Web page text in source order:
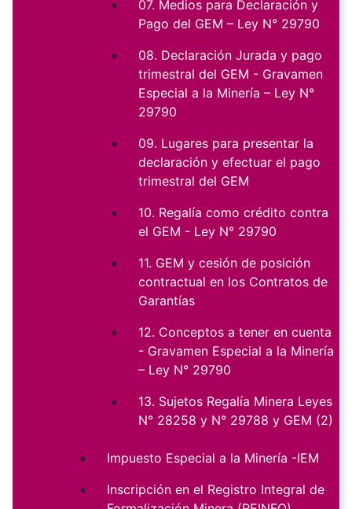
07. Medios para Declaración y
Pago del GEM – Ley N° 29790
08. Declaración Jurada y pago
trimestral del GEM - Gravamen
Especial a la Minería – Ley N°
29790
09. Lugares para presentar la
declaración y efectuar el pago
trimestral del GEM
10. Regalía como crédito contra
el GEM - Ley N° 29790
11. GEM y cesión de posición
contractual en los Contratos de
Garantías
12. Conceptos a tener en cuenta
- Gravamen Especial a la Minería
– Ley N° 29790
13. Sujetos Regalía Minera Leyes
N° 28258 y N° 29788 y GEM (2)
Impuesto Especial a la Minería -IEM
Inscripción en el Registro Integral de